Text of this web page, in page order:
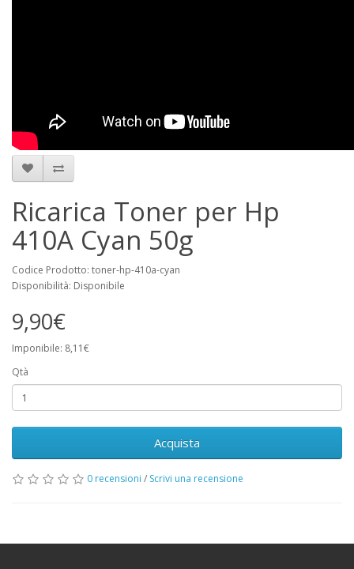
Ricarica Toner per Hp
410A Cyan 50g
Codice Prodotto: toner-hp-410a-cyan
Disponibilità: Disponibile
9,90€
Imponibile: 8,11€
Qtà
Acquista
0 recensioni / Scrivi una recensione